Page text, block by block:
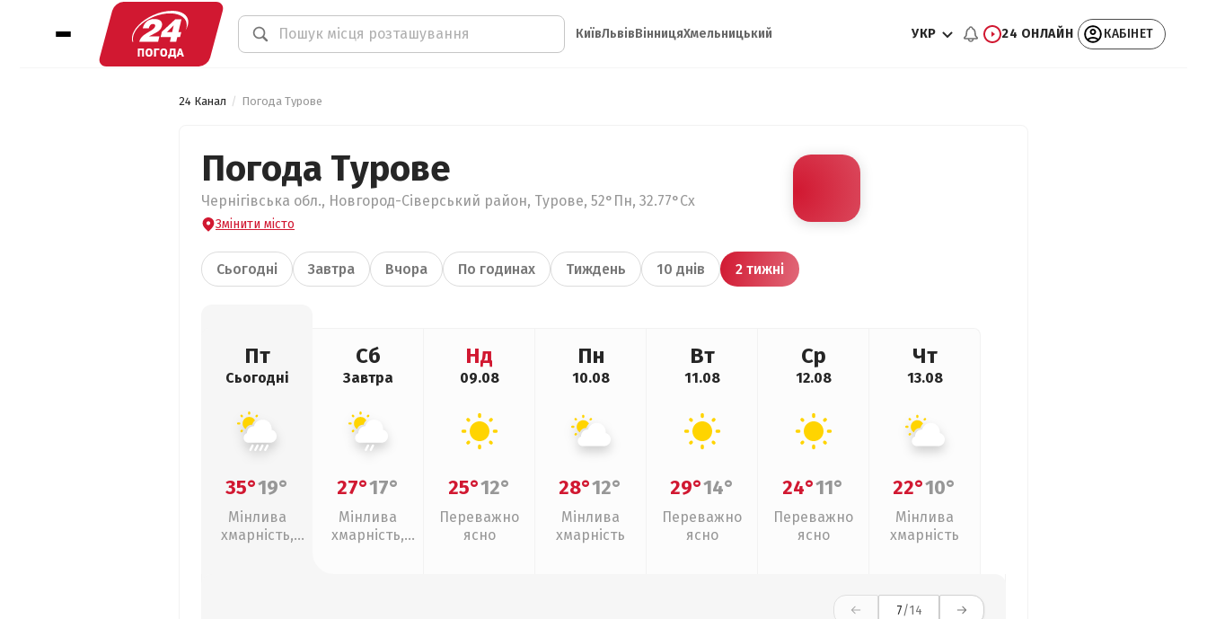
КиївЛьвівВінницяХмельницький УКР 24 ОНЛАЙН КАБІНЕТ
24 Канал Погода Турове
Погода Турове
Чернігівська обл., Новгород-Сіверський район, Турове, 52°Пн, 32.77°Сх
Змінити місто
Сьогодні Завтра Вчора По годинах Тиждень 10 днів 2 тижні
Пт
Сьогодні
35°19°
Мінлива
хмарність,
Сб
Завтра
27°17°
Мінлива
хмарність,
Нд
09.08
25°12°
Переважно
ясно
Пн
10.08
28°12°
Мінлива
хмарність
Вт
11.08
29°14°
Переважно
ясно
Ср
12.08
24°11°
Переважно
ясно
Чт
13.08
22°10°
Мінлива
хмарність
7/14